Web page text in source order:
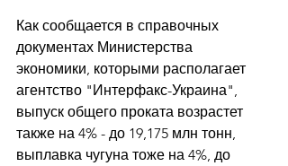
Как сообщается в справочных
документах Министерства
экономики, которыми располагает
агентство "Интерфакс-Украина",
выпуск общего проката возрастет
также на 4% - до 19,175 млн тонн,
выплавка чугуна тоже на 4%, до